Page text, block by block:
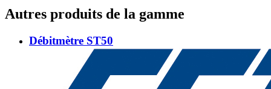
Autres produits de la gamme
Débitmètre ST50